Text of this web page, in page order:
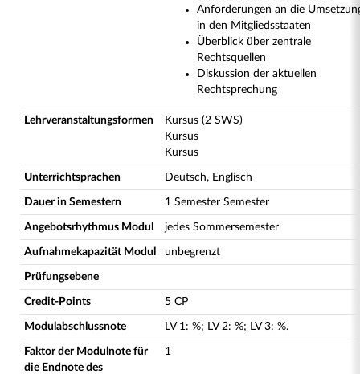
Anforderungen an die
in den Mitgliedsstaaten
Überblick über zentrale
Rechtsquellen
Diskussion der aktuellen
Rechtsprechung
Lehrveranstaltungsformen
Kursus (2 SWS)
Kursus
Kursus
Unterrichtsprachen Deutsch, Englisch
Dauer in Semestern 1 Semester Semester
Angebotsrhythmus Modul jedes Sommersemester
Aufnahmekapazität Modul unbegrenzt
Prüfungsebene
Credit-Points 5 CP
Modulabschlussnote LV 1: %; LV 2: %; LV 3: %.
Faktor der Modulnote für
die Endnote des
1